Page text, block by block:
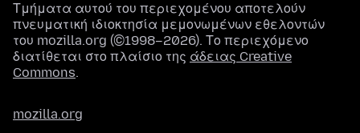
Τμήματα αυτού του περιεχομένου αποτελούν
πνευματική ιδιοκτησία μεμονωμένων εθελοντών
του mozilla.org (©1998–2026). Το περιεχόμενο
διατίθεται στο πλαίσιο της άδειας Creative
Commons.
mozilla.org